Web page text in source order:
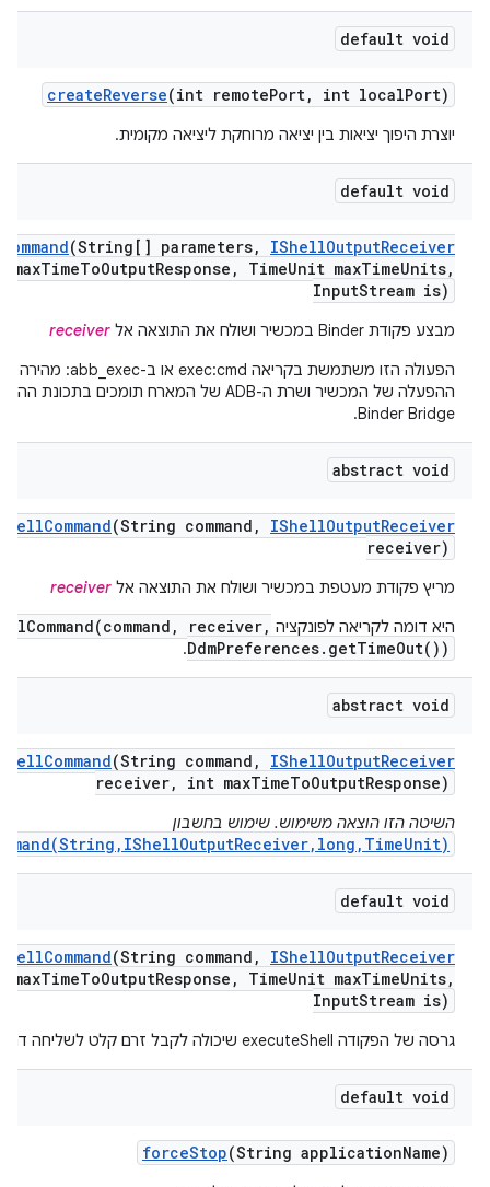
default void
createReverse(int remotePort, int localPort)
יוצרת היפוך יציאות בין יציאה מרוחקת ליציאה מקומית.
default void
Command(String[] parameters, IShellOutputReceiver
TimeToOutputResponse , TimeUnit maxTimeUnits,
InputStream is)
מבצע פקודת Binder במכשיר ושולח את התוצאה אל
receiver
הפעולה הזו משתמשת בקריאה exec:cmd
או ב-abb_exec: מהירה
Binder Bridge.
abstract void
Command(String command , IShellOutputReceiver
receiver)
מריץ פקודת מעטפת במכשיר ושולח את התוצאה אל receiver
היא דומה לקריאה לפונקציה receiver,
DdmPreferences.getTimeOut())
.
abstract void
Command(String command , IShellOutputReceiver
receiver, int maxTimeToOutputResponse)
השיטה הזו הוצאה משימוש. שימוש בחשבון
default void
Command(String command , IShellOutputReceiver
TimeToOutputResponse , TimeUnit maxTimeUnits,
InputStream is)
גרסה של הפקודה executeShell שיכולה לקבל זרם קלט לשליחה דרך stdin.
default void
forceStop(String applicationName)